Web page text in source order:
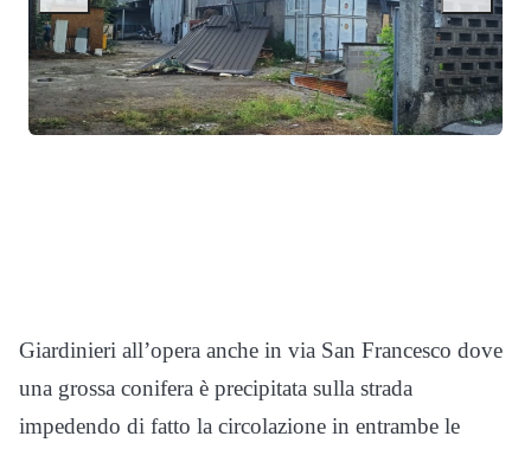
Giardinieri all’opera anche in via San Francesco dove
una grossa conifera è precipitata sulla strada
impedendo di fatto la circolazione in entrambe le